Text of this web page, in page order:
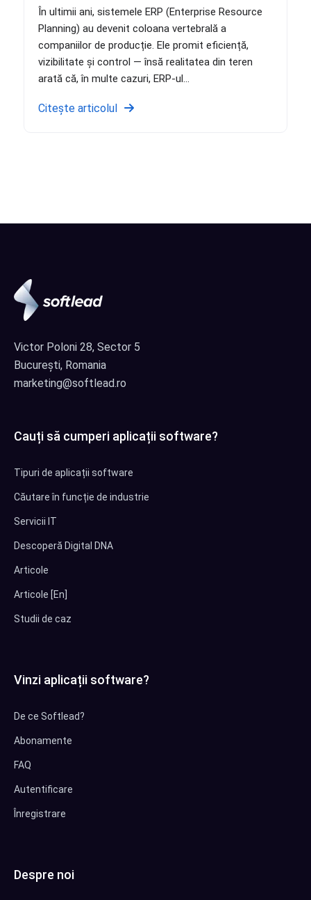
În ultimii ani, sistemele ERP (Enterprise Resource
Planning) au devenit coloana vertebrală a
companiilor de producție. Ele promit eficiență,
vizibilitate și control — însă realitatea din teren
arată că, în multe cazuri, ERP-ul...
Citește articolul
Victor Poloni 28, Sector 5
București, Romania
marketing@softlead.ro
Cauți să cumperi aplicații software?
Tipuri de aplicații software
Căutare în funcție de industrie
Servicii IT
Descoperă Digital DNA
Articole
Articole [En]
Studii de caz
Vinzi aplicații software?
De ce Softlead?
Abonamente
FAQ
Autentificare
Înregistrare
Despre noi